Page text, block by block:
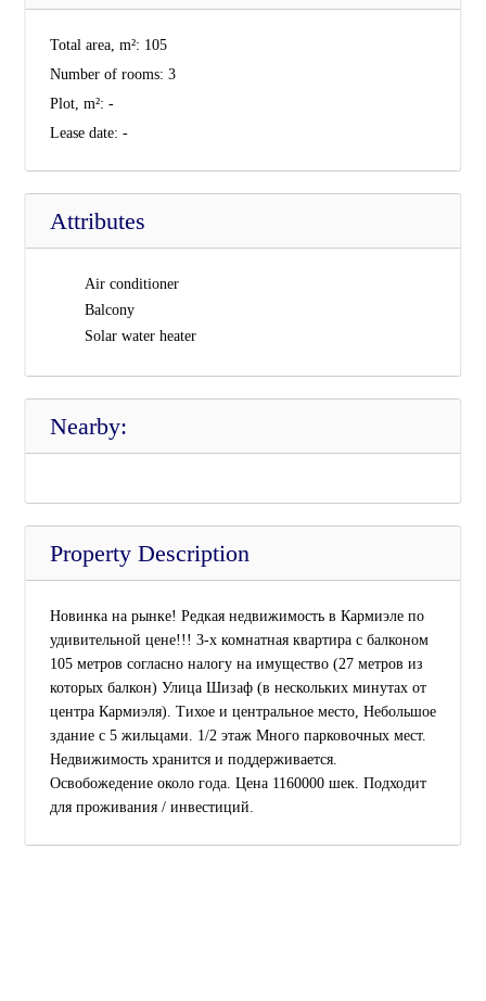
Total area, m²: 105
Number of rooms: 3
Plot, m²: -
Lease date: -
Attributes
Air conditioner
Balcony
Solar water heater
Nearby:
Property Description
Новинка на рынке! Редкая недвижимость в Кармиэле по
удивительной цене!!! 3-х комнатная квартира с балконом
105 метров согласно налогу на имущество (27 метров из
которых балкон) Улица Шизаф (в нескольких минутах от
центра Кармиэля). Тихое и центральное место, Небольшое
здание с 5 жильцами. 1/2 этаж Много парковочных мест.
Недвижимость хранится и поддерживается.
Освобожедение около года. Цена 1160000 шек. Подходит
для проживания / инвестиций.